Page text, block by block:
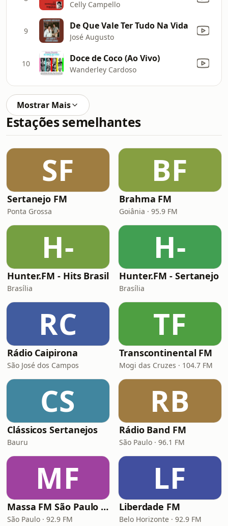
Celly Campello
9 De Que Vale Ter Tudo Na Vida
José Augusto
10 Doce de Coco (Ao Vivo)
Wanderley Cardoso
Mostrar Mais
Estações semelhantes
SF
Sertanejo FM
Ponta Grossa
BF
Brahma FM
Goiânia · 95.9 FM
H-
Hunter.FM - Hits Brasil
Brasília
H-
Hunter.FM - Sertanejo
Brasília
RC
Rádio Caipirona
São José dos Campos
TF
Transcontinental FM
Mogi das Cruzes · 104.7 FM
CS
Clássicos Sertanejos
Bauru
RB
Rádio Band FM
São Paulo · 96.1 FM
MF
Massa FM São Paulo 92.9
São Paulo · 92.9 FM
LF
Liberdade FM
Belo Horizonte · 92.9 FM